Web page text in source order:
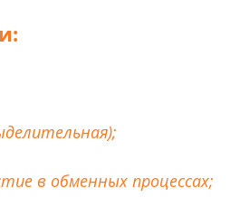
в обменных процессах;